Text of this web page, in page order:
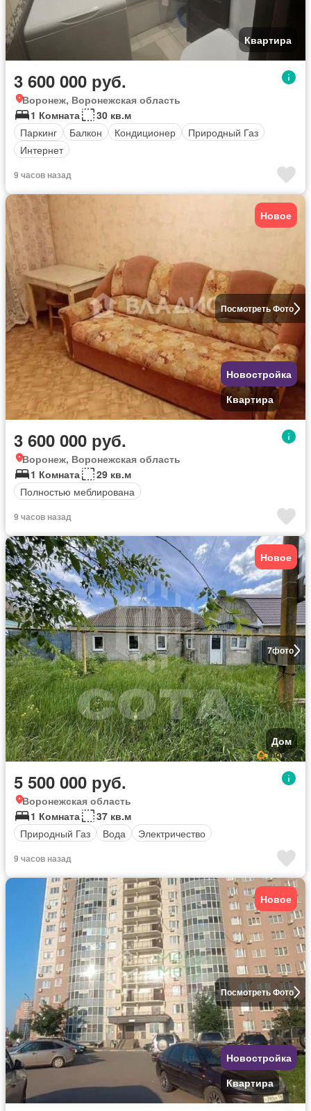
Квартира
3 600 000 руб.
Воронеж, Воронежская область
1 Комната
30 кв.м
Паркинг
Балкон Кондиционер
Природный Газ
Интернет
9 часов назад
Посмотреть Фото
Новое
Новостройка
Квартира
3 600 000 руб.
Воронеж, Воронежская область
1 Комната
29 кв.м
Полностью меблирована
9 часов назад
7фото
Новое
Дом
5 500 000 руб.
Воронежская область
1 Комната
37 кв.м
Природный Газ
Вода Электричество
9 часов назад
Посмотреть Фото
Новое
Новостройка
Квартира